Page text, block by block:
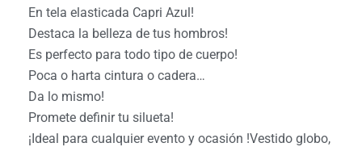
En tela elasticada Capri Azul!
Destaca la belleza de tus hombros!
Es perfecto para todo tipo de cuerpo!
Poca o harta cintura o cadera…
Da lo mismo!
Promete definir tu silueta!
¡Ideal para cualquier evento y ocasión !Vestido globo,